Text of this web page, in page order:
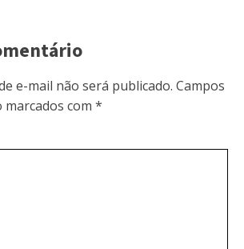
e-mail não será publicado. Campos
com *